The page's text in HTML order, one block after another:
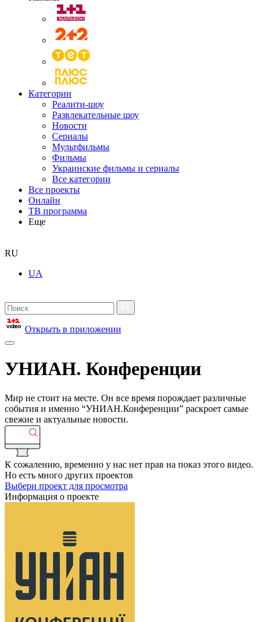
Категории
Реалити-шоу
Развлекательные шоу
Новости
Сериалы
Мультфильмы
Фильмы
Украинские фильмы и сериалы
Все категории
Все проекты
Онлайн
ТВ программа
Еще
RU
UA
Открыть в приложении
УНИАН. Конференции
Мир не стоит на месте. Он все время порождает различные
события и именно “УНИАН.Конференции” раскроет самые
свежие и актуальные новости.
К сожалению, временно у нас нет прав на показ этого видео.
Но есть много других проектов
Выбери проект для просмотра
Информация о проекте